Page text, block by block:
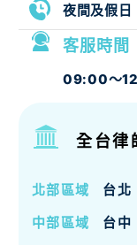
客服時間
09:00～
夜間及假日
全台律
北部區域 台北
中部區域 台中